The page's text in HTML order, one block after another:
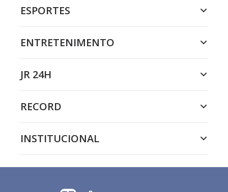
ESPORTES
ENTRETENIMENTO
JR 24H
RECORD
INSTITUCIONAL